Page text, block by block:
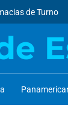
de Turno